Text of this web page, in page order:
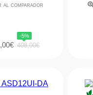
al comparador
,00€
-5%
408,00€